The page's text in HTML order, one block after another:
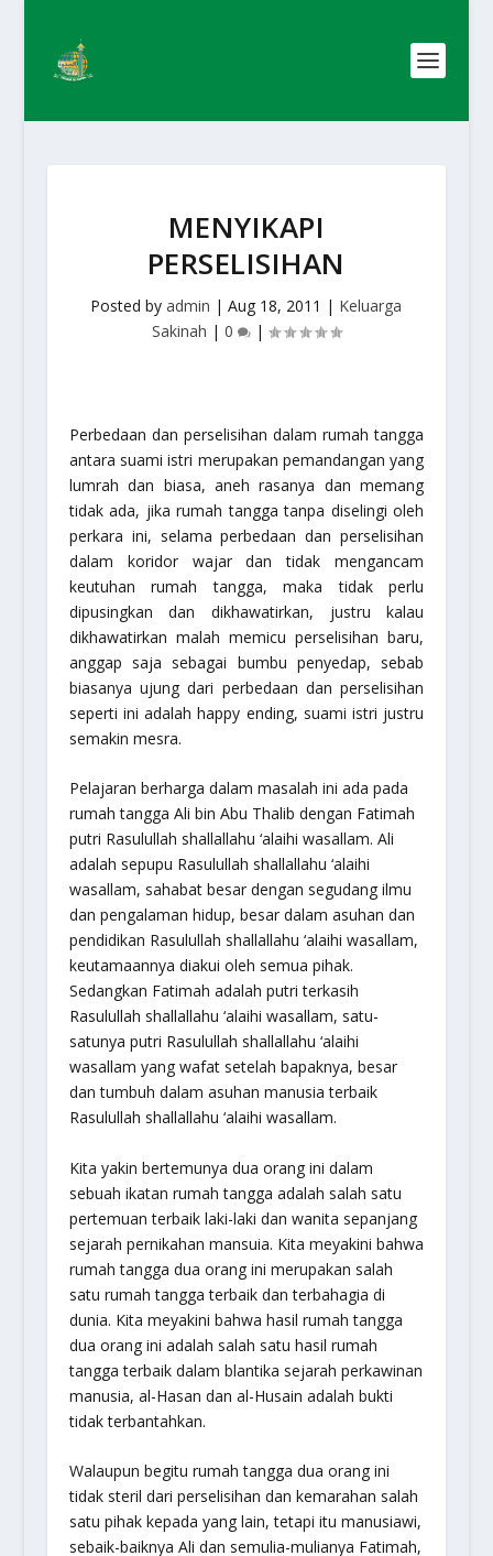
MENYIKAPI
PERSELISIHAN
Posted byadmin |Aug 18, 2011 | Keluarga
Sakinah | 0 |
Perbedaan dan perselisihan dalam rumah tangga
antara suami istri merupakan pemandangan yang
lumrah dan biasa, aneh rasanya dan memang
tidak ada, jika rumah tangga tanpa diselingi oleh
perkara ini, selama perbedaan dan perselisihan
dalam koridor wajar dan tidak mengancam
keutuhan rumah tangga, maka tidak perlu
dipusingkan dan dikhawatirkan, justru kalau
dikhawatirkan malah memicu perselisihan baru,
anggap saja sebagai bumbu penyedap, sebab
biasanya ujung dari perbedaan dan perselisihan
seperti ini adalahhappy ending, suami istri justru
semakin mesra.
Pelajaran berharga dalam masalah ini ada pada
rumah tangga Ali bin Abu Thalib dengan Fatimah
putri Rasulullah shallallahu ‘alaihi wasallam. Ali
adalah sepupu Rasulullah shallallahu ‘alaihi
wasallam, sahabat besar dengan segudang ilmu
dan pengalaman hidup, besar dalam asuhan dan
pendidikan Rasulullah shallallahu ‘alaihi wasallam,
keutamaannya diakui oleh semua pihak.
Sedangkan Fatimah adalah putri terkasih
Rasulullah shallallahu ‘alaihi wasallam, satu-
satunya putri Rasulullah shallallahu ‘alaihi
wasallam yang wafat setelah bapaknya, besar
dan tumbuh dalam asuhan manusia terbaik
Rasulullah shallallahu ‘alaihi wasallam.
Kita yakin bertemunya dua orang ini dalam
sebuah ikatan rumah tangga adalah salah satu
pertemuan terbaik laki-laki dan wanita sepanjang
sejarah pernikahan mansuia. Kita meyakini bahwa
rumah tangga dua orang ini merupakan salah
satu rumah tangga terbaik dan terbahagia di
dunia. Kita meyakini bahwa hasil rumah tangga
dua orang ini adalah salah satu hasil rumah
tangga terbaik dalam blantika sejarah perkawinan
manusia, al-Hasan dan al-Husain adalah bukti
tidak terbantahkan.
Walaupun begitu rumah tangga dua orang ini
tidak steril dari perselisihan dan kemarahan salah
satu pihak kepada yang lain, tetapi itu manusiawi,
sebaik-baiknya Ali dan semulia-mulianya Fatimah,